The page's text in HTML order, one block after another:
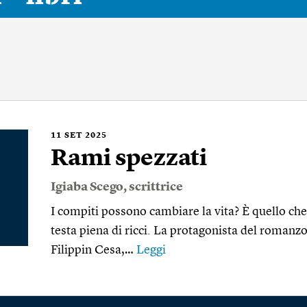
11 SET 2025
Rami spezzati
Igiaba Scego, scrittrice
I compiti possono cambiare la vita? È quello
testa piena di ricci. La protagonista del
Filippin Cesa,… Leggi